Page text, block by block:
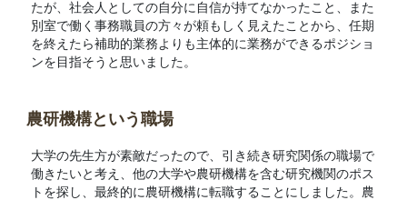
たが、社会人としての自分に自信が持てなかったこと、また
別室で働く事務職員の方々が頼もしく見えたことから、任期
を終えたら補助的業務よりも主体的に業務ができるポジショ
ンを目指そうと思いました。
農研機構という職場
大学の先生方が素敵だったので、引き続き研究関係の職場で
働きたいと考え、他の大学や農研機構を含む研究機関のポス
トを探し、最終的に農研機構に転職することにしました。農